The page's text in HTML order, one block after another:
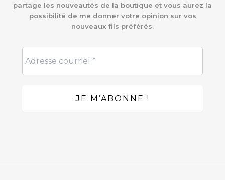
partage les nouveautés de la boutique et vous aurez la
possibilité de me donner votre opinion sur vos
nouveaux fils préférés.